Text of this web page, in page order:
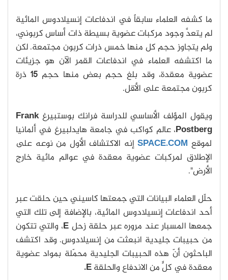
ما كشفه العلماء سابقاً في اندفاعات إنسيلادوس المائية
لم يتعدَّ وجود مركبات عضوية بسيطة ذات أساس كربوني،
ولم يتجاوز حجم كل منها خمس ذرات كربون مجتمعة. لكن
ما اكتشفه العلماء في اندفاعات القمر الآن هو جزيئات
عضوية معقدة، وقد بلغ حجم بعض منها حجم 15 ذرة
كربون مجتمعة على الأقل.
ويقول المؤلف الأساسي للدراسة فرانك بوستبيرغFrank
Postberg، عالم كواكب في جامعة هايدلبيرغ في ألمانيا
لموقع SPACE.COMإنه الاكتشاف الأول من نوعه على
الإطلاق لمركبات عضوية معقدة في عوالم مائية خارج
الأرض".
حلّل العلماء البيانات التي جمعتها كاسيني حين حلقت عبر
أحد اندفاعات إنسيلادوس المائية، بالإضافة إلى تلك التي
جمعها المسبار عند مروره عبر حلقة زحل E، والتي تتكون
من حبيبات جليدية انبعثت من إنسيلادوس. وقد اكتشف
الباحثون أنّ هذه الحبيبات الجليدية محمّلة بمواد عضوية
معقدة في كلٍّ من الاندفاع والحلقةE.